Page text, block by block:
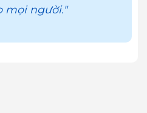
mọi người."